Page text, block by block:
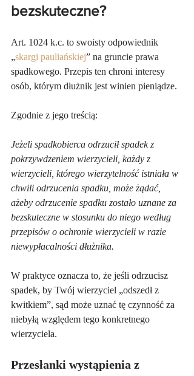
bezskuteczne?
Art. 1024 k.c. to swoisty odpowiednik
„skargi pauliańskiej” na gruncie prawa
spadkowego. Przepis ten chroni interesy
osób, którym dłużnik jest winien pieniądze.
Zgodnie z jego treścią:
Jeżeli spadkobierca odrzucił spadek z
pokrzywdzeniem wierzycieli, każdy z
wierzycieli, którego wierzytelność istniała w
chwili odrzucenia spadku, może żądać,
ażeby odrzucenie spadku zostało uznane za
bezskuteczne w stosunku do niego według
przepisów o ochronie wierzycieli w razie
niewypłacalności dłużnika.
W praktyce oznacza to, że jeśli odrzucisz
spadek, by Twój wierzyciel „odszedł z
kwitkiem”, sąd może uznać tę czynność za
niebyłą względem tego konkretnego
wierzyciela.
Przesłanki wystąpienia z